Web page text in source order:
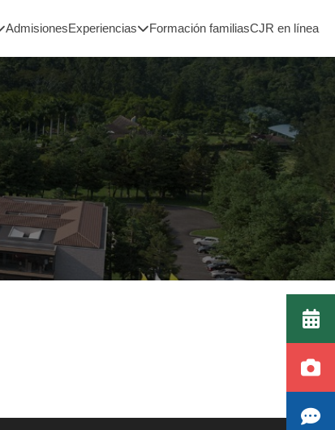
AdmisionesExperiencias Formación familiasCJR en línea